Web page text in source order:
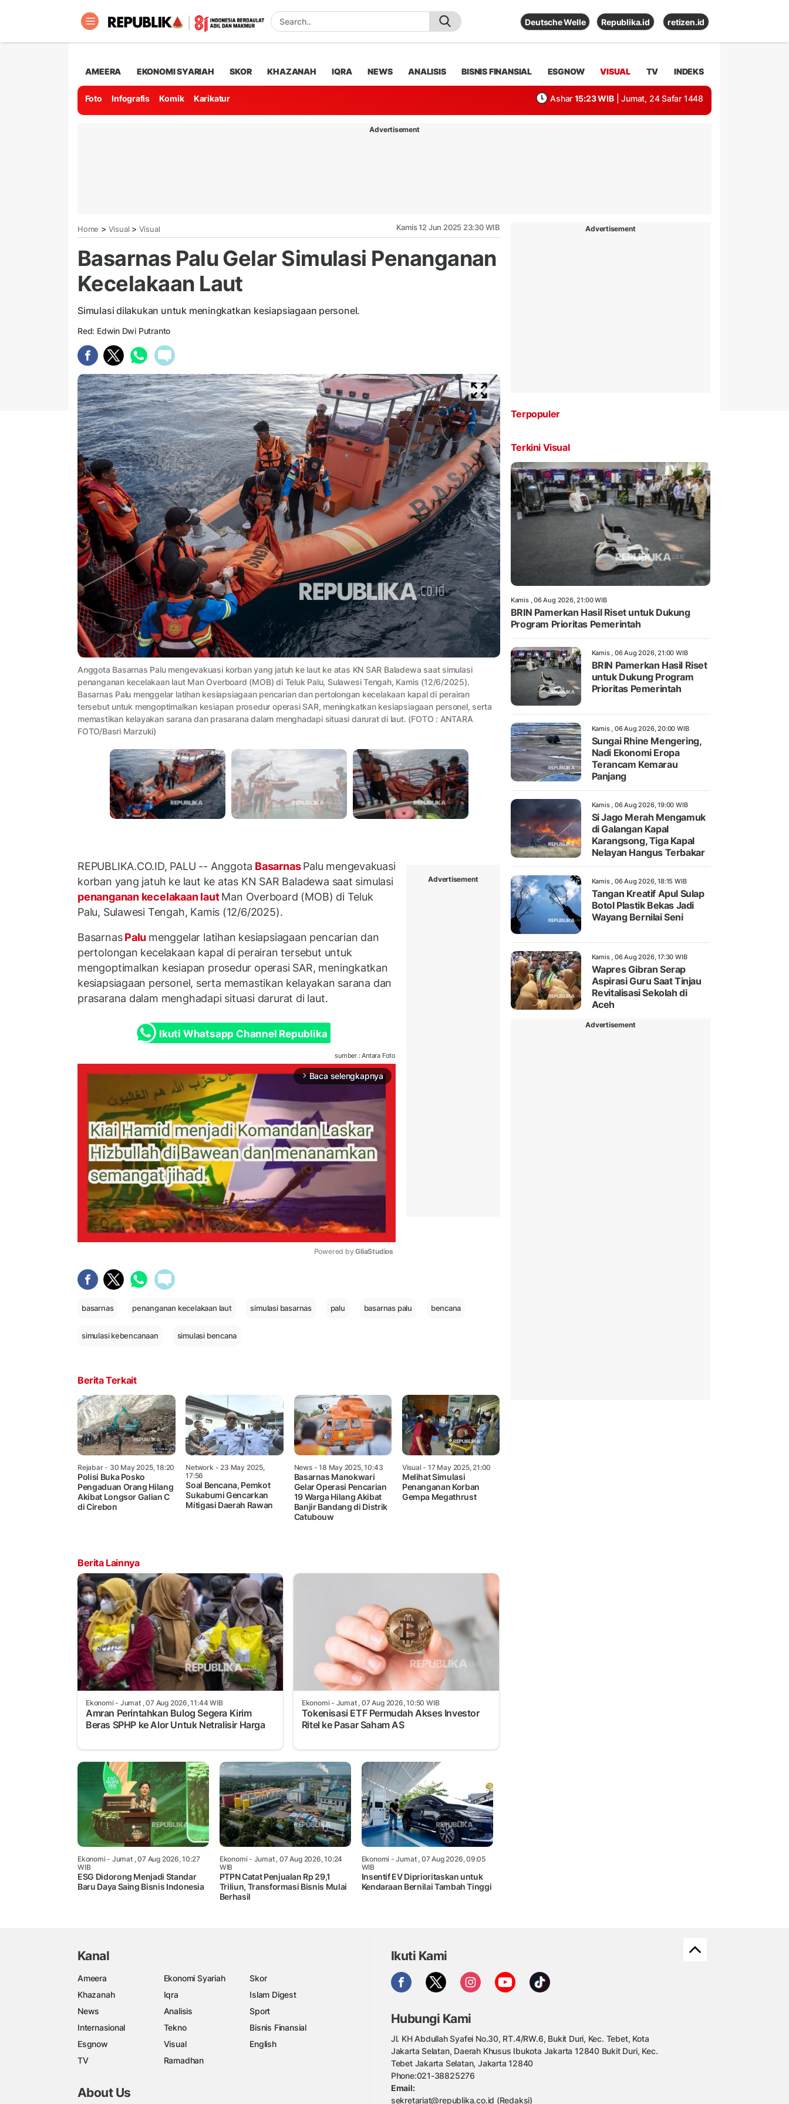
Deutsche Welle Republika.id retizen.id
AMEERA EKONOMI SYARIAH SKOR KHAZANAH IQRA NEWS ANALISIS BISNIS FINANSIAL ESGNOW VISUAL TV INDEKS
Foto Infografis Komik Karikatur Ashar 15:23 WIB | Jumat, 24 Safar 1448
Advertisement
Home > Visual > Visual Kamis 12 Jun 2025 23:30 WIB
Basarnas Palu Gelar Simulasi Penanganan
Kecelakaan Laut
Simulasi dilakukan untuk meningkatkan kesiapsiagaan personel.
Red: Edwin Dwi Putranto
Anggota Basarnas Palu mengevakuasi korban yang jatuh ke laut ke atas KN SAR Baladewa saat simulasi
penanganan kecelakaan laut Man Overboard (MOB) di Teluk Palu, Sulawesi Tengah, Kamis (12/6/2025).
Basarnas Palu menggelar latihan kesiapsiagaan pencarian dan pertolongan kecelakaan kapal di perairan
tersebut untuk mengoptimalkan kesiapan prosedur operasi SAR, meningkatkan kesiapsiagaan personel, serta
memastikan kelayakan sarana dan prasarana dalam menghadapi situasi darurat di laut. (FOTO : ANTARA
FOTO/Basri Marzuki)
REPUBLIKA.CO.ID, PALU -- Anggota BasarnasPalu mengevakuasi
korban yang jatuh ke laut ke atas KN SAR Baladewa saat simulasi
penanganan kecelakaan lautMan Overboard (MOB) di Teluk
Palu, Sulawesi Tengah, Kamis (12/6/2025).
BasarnasPalu menggelar latihan kesiapsiagaan pencarian dan
pertolongan kecelakaan kapal di perairan tersebut untuk
mengoptimalkan kesiapan prosedur operasi SAR, meningkatkan
kesiapsiagaan personel, serta memastikan kelayakan sarana dan
prasarana dalam menghadapi situasi darurat di laut.
Ikuti Whatsapp Channel Republika
sumber : Antara Foto
arrow_forward_ios Baca selengkapnya
Powered by GliaStudios
Advertisement
basarnas penanganan kecelakaan laut simulasi basarnas palu basarnas palu bencana
simulasi kebencanaan simulasi bencana
Berita Terkait
Rejabar- 30 May 2025, 18:20
Polisi Buka Posko
Pengaduan Orang Hilang
Akibat Longsor Galian C
di Cirebon
Network- 23 May 2025,
17:56
Soal Bencana, Pemkot
Sukabumi Gencarkan
Mitigasi Daerah Rawan
News- 18 May 2025, 10:43
Basarnas Manokwari
Gelar Operasi Pencarian
19 Warga Hilang Akibat
Banjir Bandang di Distrik
Catubouw
Visual - 17 May 2025, 21:00
Melihat Simulasi
Penanganan Korban
Gempa Megathrust
Berita Lainnya
Ekonomi- Jumat , 07 Aug 2026, 11:44 WIB
Amran Perintahkan Bulog Segera Kirim
Beras SPHP ke Alor Untuk Netralisir Harga
Ekonomi- Jumat , 07 Aug 2026, 10:50 WIB
Tokenisasi ETF Permudah Akses Investor
Ritel ke Pasar Saham AS
Ekonomi- Jumat , 07 Aug 2026, 10:27
WIB
ESG Didorong Menjadi Standar
Baru Daya Saing Bisnis Indonesia
Ekonomi- Jumat , 07 Aug 2026, 10:24
WIB
PTPN Catat Penjualan Rp 29,1
Triliun, Transformasi Bisnis Mulai
Berhasil
Ekonomi - Jumat , 07 Aug 2026, 09:05
WIB
Insentif EV Diprioritaskan untuk
Kendaraan Bernilai Tambah Tinggi
Advertisement
Terpopuler
Terkini Visual
Kamis , 06 Aug 2026, 21:00 WIB
BRIN Pamerkan Hasil Riset untuk Dukung
Program Prioritas Pemerintah
Kamis , 06 Aug 2026, 21:00 WIB
BRIN Pamerkan Hasil Riset
untuk Dukung Program
Prioritas Pemerintah
Kamis , 06 Aug 2026, 20:00 WIB
Sungai Rhine Mengering,
Nadi Ekonomi Eropa
Terancam Kemarau
Panjang
Kamis , 06 Aug 2026, 19:00 WIB
Si Jago Merah Mengamuk
di Galangan Kapal
Karangsong, Tiga Kapal
Nelayan Hangus Terbakar
Kamis , 06 Aug 2026, 18:15 WIB
Tangan Kreatif Apul Sulap
Botol Plastik Bekas Jadi
Wayang Bernilai Seni
Kamis , 06 Aug 2026, 17:30 WIB
Wapres Gibran Serap
Aspirasi Guru Saat Tinjau
Revitalisasi Sekolah di
Aceh
Advertisement
Kanal
Ameera Ekonomi Syariah
Skor
Khazanah
Iqra
Islam Digest
News
Analisis
Sport
Internasional
Tekno
Bisnis Finansial
Esgnow
Visual
English
TV
Ramadhan
About Us
Ikuti Kami
Hubungi Kami
Jl. KH Abdullah Syafei No.30, RT.4/RW.6, Bukit Duri, Kec. Tebet, Kota
Jakarta Selatan, Daerah Khusus Ibukota Jakarta 12840 Bukit Duri, Kec.
Tebet Jakarta Selatan, Jakarta 12840
Phone:021-38825276
Email:
sekretariat@republika.co.id (Redaksi)